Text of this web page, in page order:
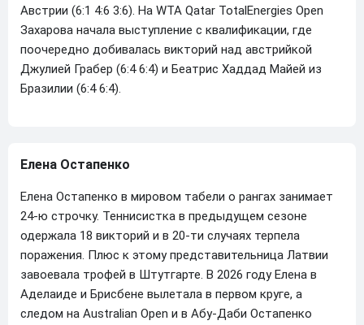
Австрии (6:1 4:6 3:6). На WTA Qatar TotalEnergies Open
Захарова начала выступление с квалификации, где
поочередно добивалась викторий над австрийкой
Джулией Грабер (6:4 6:4) и Беатрис Хаддад Майей из
Бразилии (6:4 6:4).
Елена Остапенко
Елена Остапенко в мировом табели о рангах занимает
24-ю строчку. Теннисистка в предыдущем сезоне
одержала 18 викторий и в 20-ти случаях терпела
поражения. Плюс к этому представительница Латвии
завоевала трофей в Штутгарте. В 2026 году Елена в
Аделаиде и Брисбене вылетала в первом круге, а
следом на Australian Open и в Абу-Даби Остапенко